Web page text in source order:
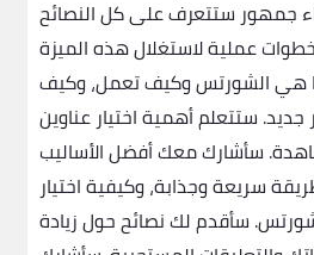
جمهور ستتعرف على كل النصائح
عملية لاستغلال هذه الميزة
ما هي الشورتس وكيف تعمل، وكيف
ستتعلم أهمية اختيار عناوين
سأشارك معك أفضل الأساليب
سريعة وجذابة، وكيفية اختيار
سأقدم لك نصائح حول زيادة